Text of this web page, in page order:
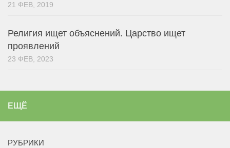
21 ФЕВ, 2019
Религия ищет объяснений. Царство ищет
проявлений
23 ФЕВ, 2023
ЕЩЁ
РУБРИКИ